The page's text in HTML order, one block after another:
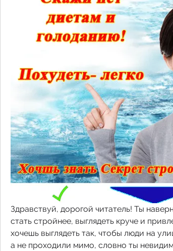
Здравствуй, дорогой читатель! Ты
стать стройнее, выглядеть круче и
хочешь выглядеть так, чтобы люди на
а не проходили мимо, словно ты